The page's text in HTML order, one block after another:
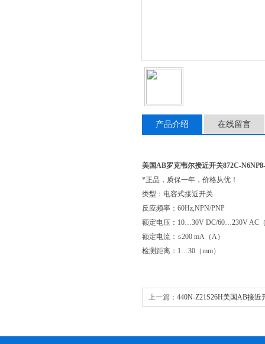
产品介绍 在线留言
美国AB罗克韦尔接近开关872C-
*正品，质保一年，价格从优！
类型：电容式接近开关
反应频率：60Hz,NPN/PNP
额定电压：10…30V DC/60…230V AC
额定电流：≤200 mA（A）
检测距离：1…30（mm）
上一篇： 440N-Z21S26H美国AB接近